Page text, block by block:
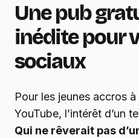
Une pub
inédite pour
sociaux
Pour les jeunes accros
YouTube, l’intérêt d’un
Qui ne rêverait pas